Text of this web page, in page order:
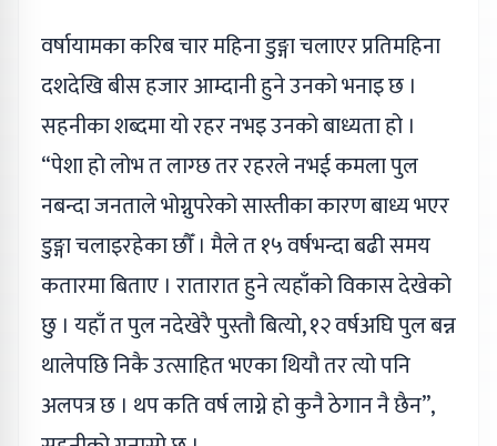
वर्षायामका करिब चार महिना डुङ्गा चलाएर प्रतिमहिना
दशदेखि बीस हजार आम्दानी हुने उनको भनाइ छ ।
सहनीका शब्दमा यो रहर नभइ उनको बाध्यता हो ।
“पेशा हो लोभ त लाग्छ तर रहरले नभई कमला पुल
नबन्दा जनताले भोग्नुपरेको सास्तीका कारण बाध्य भएर
डुङ्गा चलाइरहेका छौँ । मैले त १५ वर्षभन्दा बढी समय
कतारमा बिताए । रातारात हुने त्यहाँको विकास देखेको
छु । यहाँ त पुल नदेखेरै पुस्तौ बित्यो, १२ वर्षअघि पुल बन्न
थालेपछि निकै उत्साहित भएका थियौ तर त्यो पनि
अलपत्र छ । थप कति वर्ष लाग्ने हो कुनै ठेगान नै छैन”,